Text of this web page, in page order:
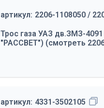
артикул: 2206-1108050 /
Трос газа УАЗ дв.ЗМЗ-
"РАССВЕТ") (смотреть
артикул: 4331-3502105